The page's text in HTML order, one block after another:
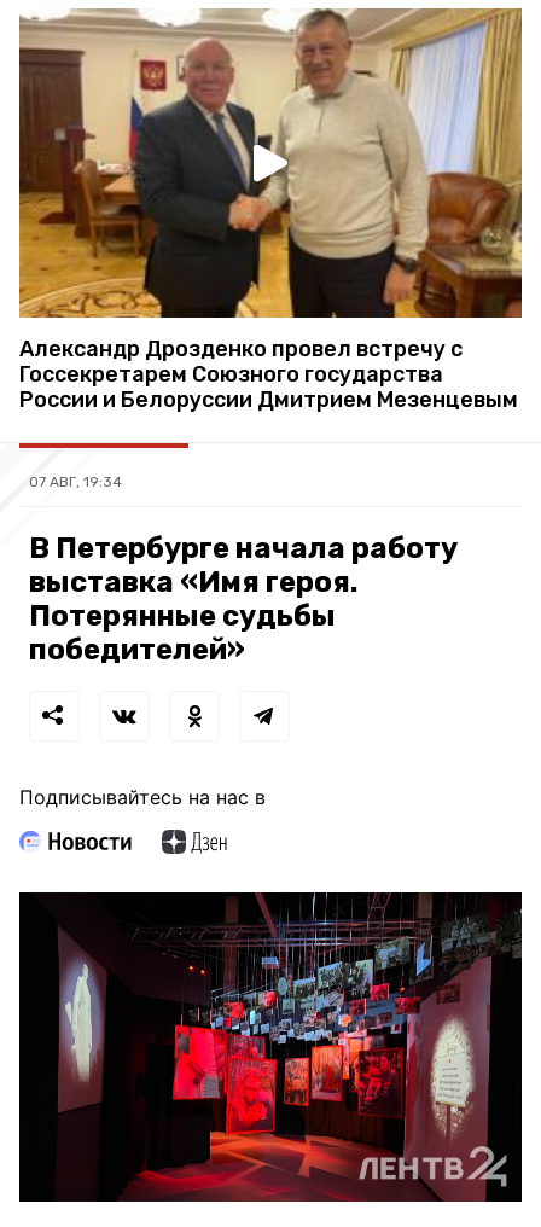
Александр Дрозденко провел встречу с
Госсекретарем Союзного государства
России и Белоруссии Дмитрием Мезенцевым
07 АВГ, 19:34
В Петербурге начала работу
выставка «Имя героя.
Потерянные судьбы
победителей»
Подписывайтесь на нас в